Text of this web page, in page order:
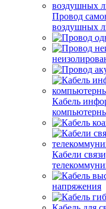
Провод
воздушных
Кабель
Кабели
напряжения